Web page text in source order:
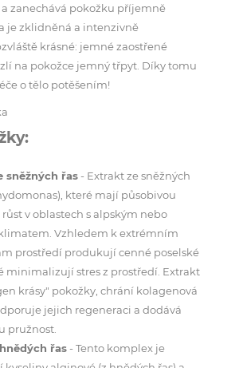
a zanechává pokožku příjemně
je zklidněná a intenzivně
krásné: jemné zaostřené
na pokožce jemný třpyt. Díky tomu
o tělo potěšením!
sněžných řas- Extrakt ze sněžných
které mají působivou
v oblastech s alpským nebo
Vzhledem k extrémním
prostředí produkují cenné poselské
minimalizují stres z prostředí. Extrakt
krásy" pokožky, chrání kolagenová
jejich regeneraci a dodává
pružnost.
řas- Tento komplex je